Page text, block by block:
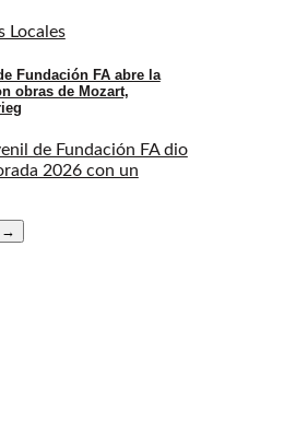
Locales
Fundación FA abre la
obras de Mozart,
de Fundación FA dio
2026 con un
→